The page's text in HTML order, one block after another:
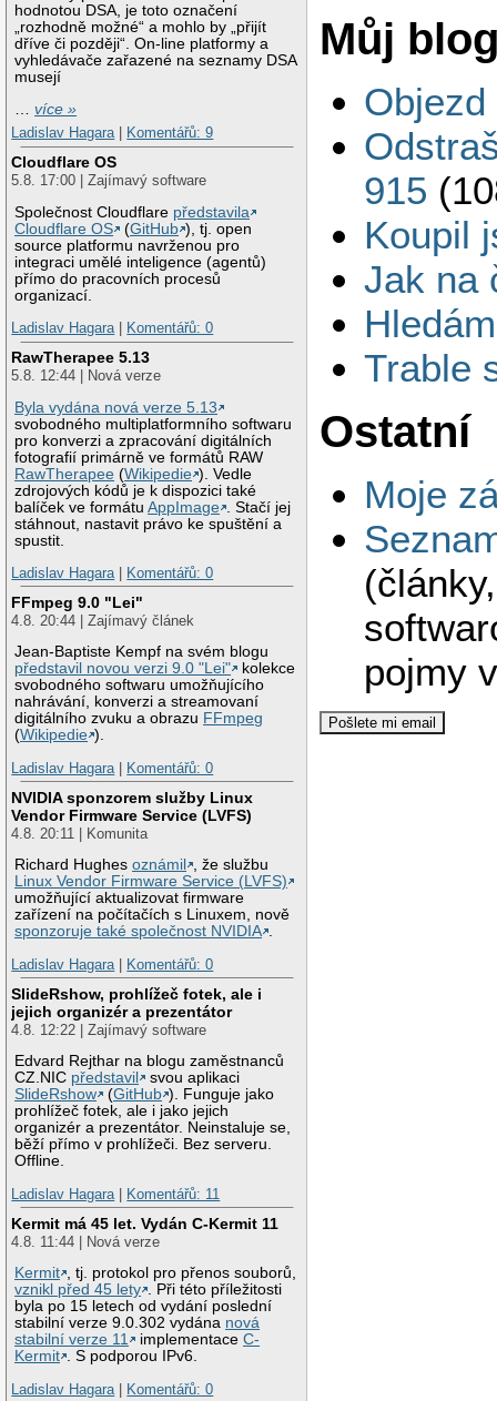
hodnotou DSA, je toto označení
„rozhodně možné“ a mohlo by „přijít
dříve či později“. On-line platformy a
vyhledávače zařazené na seznamy DSA
musejí
…více »
Ladislav Hagara| Komentářů: 9
Cloudflare OS
5.8. 17:00 | Zajímavý software
Společnost Cloudflare představila
Cloudflare OS
(GitHub ), tj. open
source platformu navrženou pro
integraci umělé inteligence (agentů)
přímo do pracovních procesů
organizací.
Ladislav Hagara| Komentářů: 0
RawTherapee 5.13
5.8. 12:44 | Nová verze
Byla vydána nová verze 5.13
svobodného multiplatformního softwaru
pro konverzi a zpracování digitálních
fotografií primárně ve formátů RAW
RawTherapee (Wikipedie ). Vedle
zdrojových kódů je k dispozici také
balíček ve formátuAppImage
. Stačí jej
stáhnout, nastavit právo ke spuštění a
spustit.
Ladislav Hagara| Komentářů: 0
FFmpeg 9.0 "Lei"
4.8. 20:44 | Zajímavý článek
Jean-Baptiste Kempf na svém blogu
představil novou verzi 9.0 "Lei"
kolekce
svobodného softwaru umožňujícího
nahrávání, konverzi a streamovaní
digitálního zvuku a obrazu FFmpeg
(Wikipedie ).
Ladislav Hagara| Komentářů: 0
NVIDIA sponzorem služby Linux
Vendor Firmware Service (LVFS)
4.8. 20:11 | Komunita
Richard Hughesoznámil
, že službu
Linux Vendor Firmware Service (LVFS)
umožňující aktualizovat firmware
zařízení na počítačích s Linuxem, nově
sponzoruje také společnost NVIDIA .
Ladislav Hagara| Komentářů: 0
SlideRshow, prohlížeč fotek, ale i
jejich organizér a prezentátor
4.8. 12:22 | Zajímavý software
Edvard Rejthar na blogu zaměstnanců
CZ.NIC představil
svou aplikaci
SlideRshow
(GitHub ). Funguje jako
prohlížeč fotek, ale i jako jejich
organizér a prezentátor. Neinstaluje se,
běží přímo v prohlížeči. Bez serveru.
Offline.
Ladislav Hagara| Komentářů: 11
Kermit má 45 let. Vydán C-Kermit 11
4.8. 11:44 | Nová verze
Kermit , tj. protokol pro přenos souborů,
vznikl před 45 lety . Při této příležitosti
byla po 15 letech od vydání poslední
stabilní verze 9.0.302 vydána nová
stabilní verze 11
implementaceC-
Kermit . S podporou IPv6.
Ladislav Hagara| Komentářů: 0
Můj
915
Koupil
Jak na
Trable
Ostatní
Moje
pojmy